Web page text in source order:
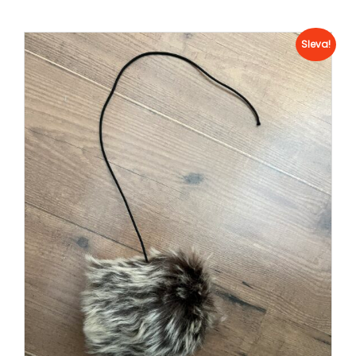
Sleva!